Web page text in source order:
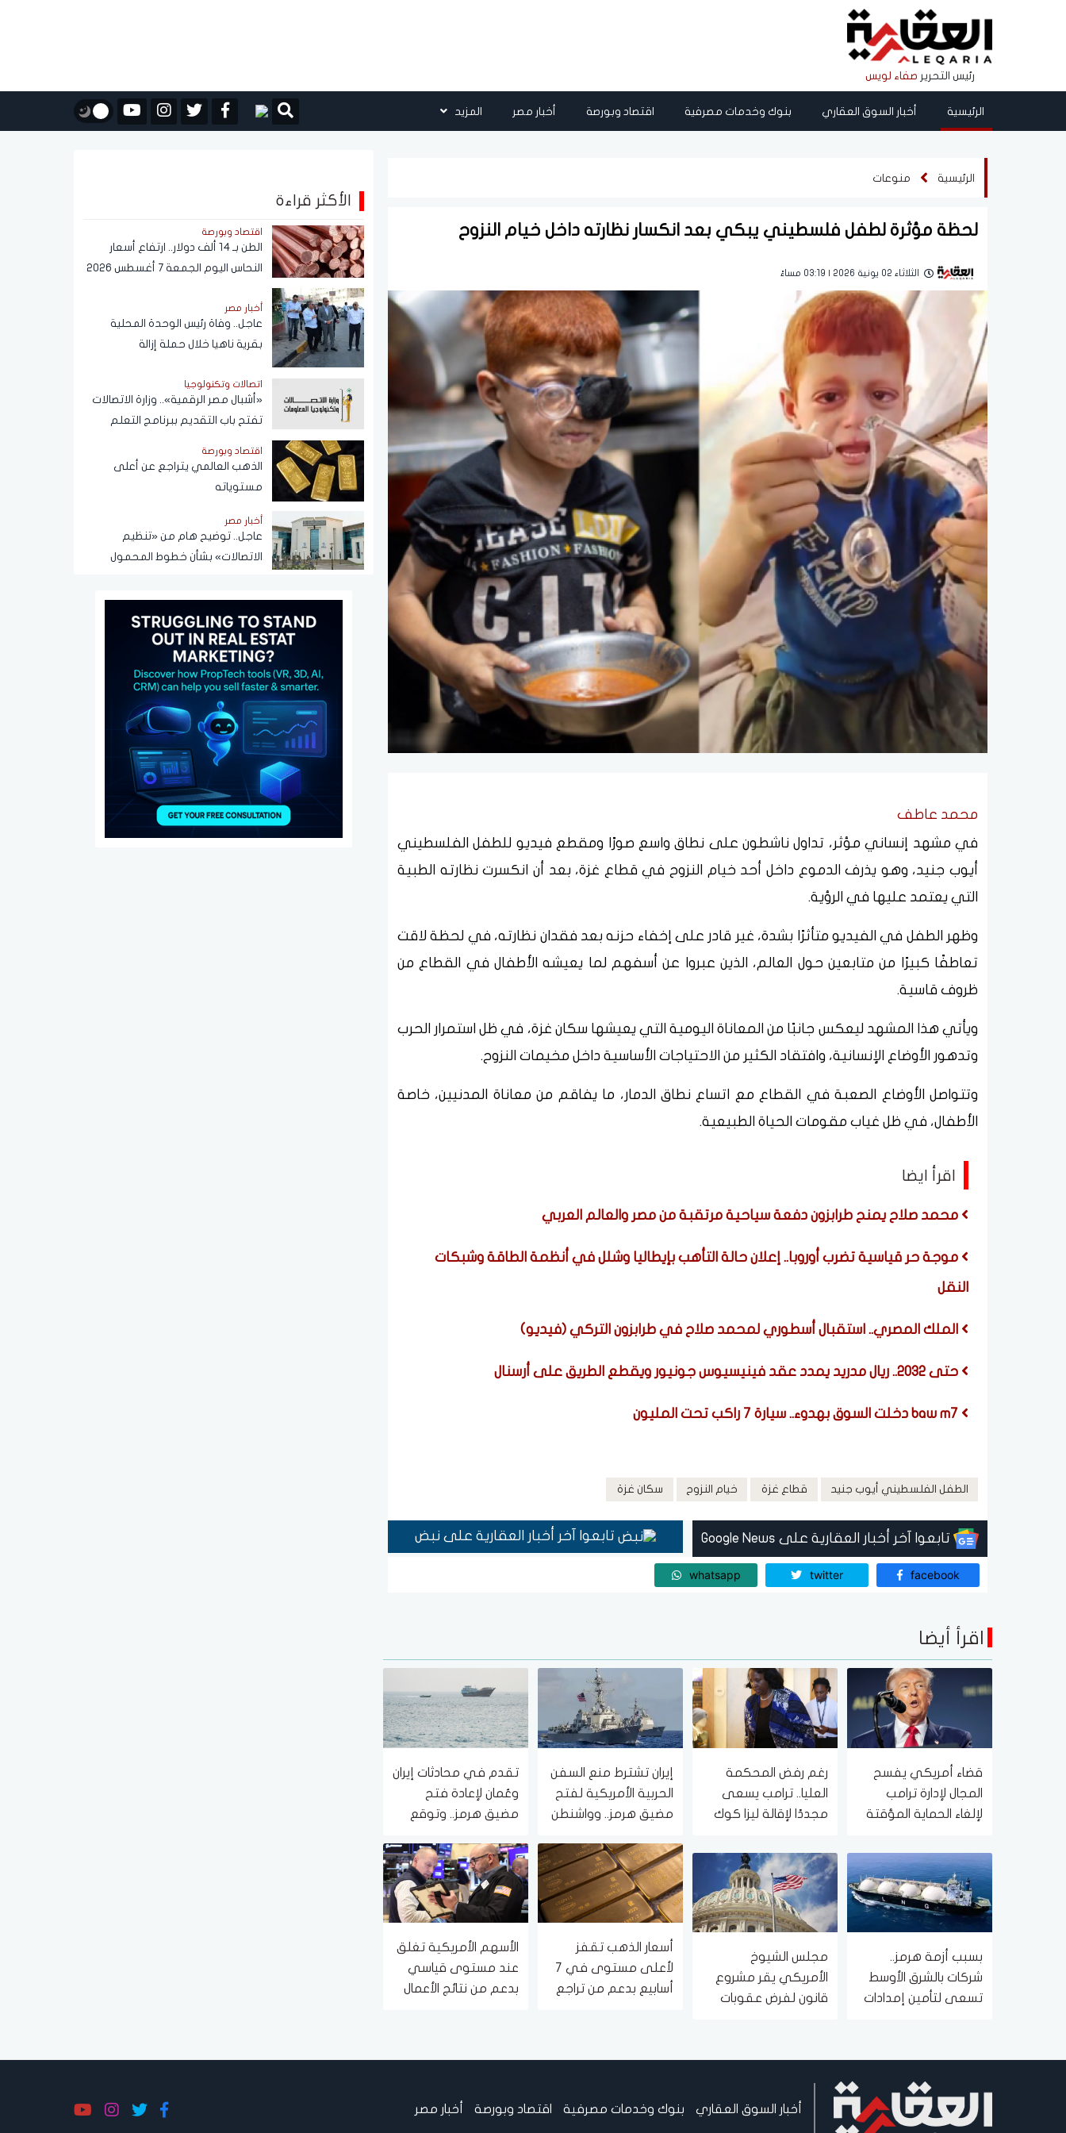
رئيس التحرير صفاء لويس
الرئيسية أخبار السوق العقاري بنوك وخدمات مصرفية اقتصاد وبورصة أخبار مصر المزيد
الرئيسية منوعات
لحظة مؤثرة لطفل فلسطيني يبكي بعد انكسار نظارته داخل خيام النزوح
الثلاثاء 02 يونية 2026 | 03:19 مساءً
محمد عاطف
في مشهد إنساني مؤثر، تداول ناشطون على نطاق واسع صورًا ومقطع فيديو للطفل الفلسطيني
أيوب جنيد، وهو يذرف الدموع داخل أحد خيام النزوح في قطاع غزة، بعد أن انكسرت نظارته الطبية
التي يعتمد عليها في الرؤية.
وظهر الطفل في الفيديو متأثرًا بشدة، غير قادر على إخفاء حزنه بعد فقدان نظارته، في لحظة لاقت
تعاطفًا كبيرًا من متابعين حول العالم، الذين عبروا عن أسفهم لما يعيشه الأطفال في القطاع من
ظروف قاسية.
ويأتي هذا المشهد ليعكس جانبًا من المعاناة اليومية التي يعيشها سكان غزة، في ظل استمرار الحرب
وتدهور الأوضاع الإنسانية، وافتقاد الكثير من الاحتياجات الأساسية داخل مخيمات النزوح.
وتتواصل الأوضاع الصعبة في القطاع مع اتساع نطاق الدمار، ما يفاقم من معاناة المدنيين، خاصة
الأطفال، في ظل غياب مقومات الحياة الطبيعية.
اقرأ ايضا
محمد صلاح يمنح طرابزون دفعة سياحية مرتقبة من مصر والعالم العربي
موجة حر قياسية تضرب أوروبا.. إعلان حالة التأهب بإيطاليا وشلل في أنظمة الطاقة وشبكات
النقل
الملك المصري.. استقبال أسطوري لمحمد صلاح في طرابزون التركي (فيديو)
حتى 2032.. ريال مدريد يمدد عقد فينيسيوس جونيور ويقطع الطريق على أرسنال
الطفل الفلسطيني أيوب جنيد قطاع غزة خيام النزوح سكان غزة
تابعوا آخر أخبار العقارية على Google News تابعوا آخر أخبار العقارية على نبض
facebook
twitter
whatsapp
اقرأ أيضا
قضاء أمريكي يفسح
المجال لإدارة ترامب
لإلغاء الحماية المؤقتة
السودان وميانمار
رغم رفض المحكمة
العليا.. ترامب يسعى
مجددًا لإقالة ليزا كوك
إيران تشترط منع السفن
الحربية الأمريكية لفتح
مضيق هرمز.. وواشنطن
تقدم في محادثات إيران
وعُمان لإعادة فتح
مضيق هرمز.. وتوقع
بسبب أزمة هرمز..
شركات بالشرق الأوسط
تسعى لتأمين إمدادات
مجلس الشيوخ
الأمريكي يقر مشروع
قانون لفرض عقوبات
أسعار الذهب تقفز
لأعلى مستوى في 7
أسابيع بدعم من تراجع
الأسهم الأمريكية تغلق
عند مستوى قياسي
بدعم من نتائج الأعمال
الأكثر قراءة
اقتصاد وبورصة
الطن بـ 14 ألف دولار.. ارتفاع أسعار
النحاس اليوم الجمعة 7 أغسطس 2026
أخبار مصر
عاجل.. وفاة رئيس الوحدة المحلية
بقرية ناهيا خلال حملة إزالة
اتصالات وتكنولوجيا
«أشبال مصر الرقمية».. وزارة الاتصالات
تفتح باب التقديم ببرنامج التعلم
اقتصاد وبورصة
الذهب العالمي يتراجع عن أعلى
مستوياته
أخبار مصر
عاجل.. توضيح هام من «تنظيم
الاتصالات» بشأن خطوط المحمول
أخبار السوق العقاري بنوك وخدمات مصرفية اقتصاد وبورصة أخبار مصر